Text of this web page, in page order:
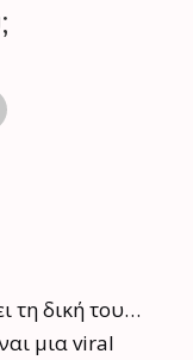
τη δική του…
μια viral